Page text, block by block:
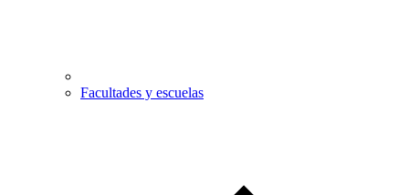
Facultades y escuelas